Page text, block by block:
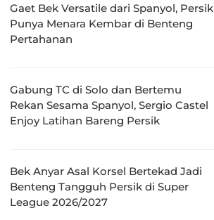
Gaet Bek Versatile dari Spanyol, Persik
Punya Menara Kembar di Benteng
Pertahanan
Gabung TC di Solo dan Bertemu
Rekan Sesama Spanyol, Sergio Castel
Enjoy Latihan Bareng Persik
Bek Anyar Asal Korsel Bertekad Jadi
Benteng Tangguh Persik di Super
League 2026/2027